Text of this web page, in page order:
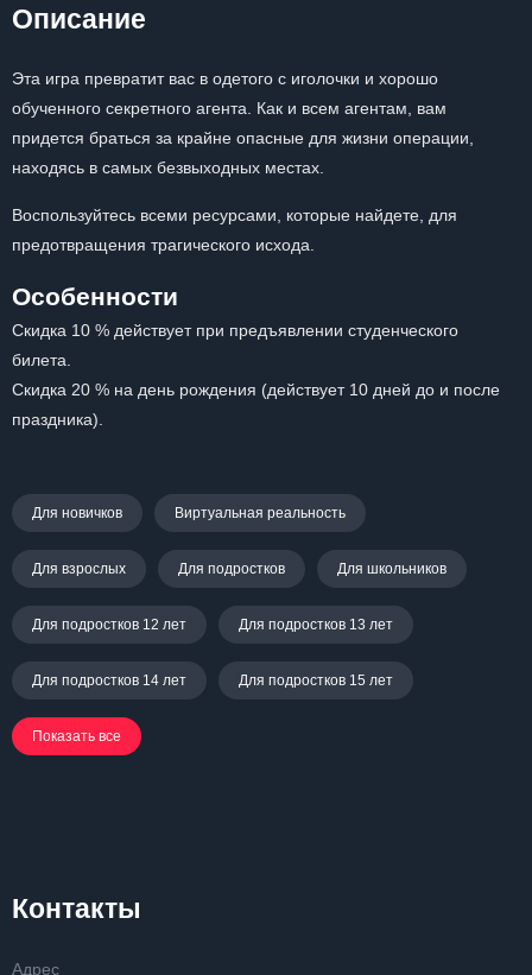
Описание
Эта игра превратит вас в одетого с иголочки и хорошо
обученного секретного агента. Как и всем агентам, вам
придется браться за крайне опасные для жизни операции,
находясь в самых безвыходных местах.
Воспользуйтесь всеми ресурсами, которые найдете, для
предотвращения трагического исхода.
Особенности
Скидка 10 % действует при предъявлении студенческого
билета.
Скидка 20 % на день рождения (действует 10 дней до и после
праздника).
Для новичков Виртуальная реальность
Для взрослых Для подростков Для школьников
Для подростков 12 лет Для подростков 13 лет
Для подростков 14 лет Для подростков 15 лет
Показать все
Контакты
Адрес